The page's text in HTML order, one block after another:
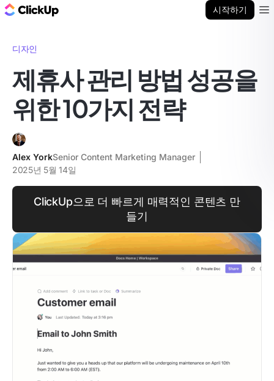
시작하기
디자인
제휴사 관리 방법 성공을
위한 10가지 전략
Alex YorkSenior Content Marketing Manager
2025년 5월 14일
ClickUp으로 더 빠르게 매력적인 콘텐츠 만
들기